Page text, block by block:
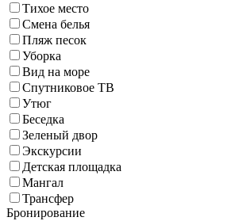
Тихое место
Смена белья
Пляж песок
Уборка
Вид на море
Спутниковое ТВ
Утюг
Беседка
Зеленый двор
Экскурсии
Детская площадка
Мангал
Трансфер
Бронирование